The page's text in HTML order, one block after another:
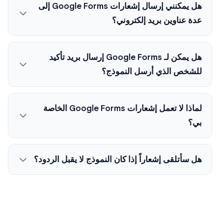
هل يمكنني إرسال إشعارات Google Forms إلى
عدة عناوين بريد إلكتروني؟
هل يمكن لـ Google Forms إرسال بريد تأكيد
للشخص الذي أرسل النموذج؟
لماذا لا تعمل إشعارات Google Forms الخاصة
بي؟
هل سأتلقى إشعاراً إذا كان النموذج لا يقبل الردود؟